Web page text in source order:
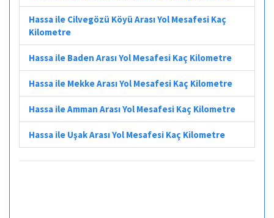
Hassa ile Cilvegözü Köyü Arası Yol Mesafesi Kaç
Kilometre
Hassa ile Baden Arası Yol Mesafesi Kaç Kilometre
Hassa ile Mekke Arası Yol Mesafesi Kaç Kilometre
Hassa ile Amman Arası Yol Mesafesi Kaç Kilometre
Hassa ile Uşak Arası Yol Mesafesi Kaç Kilometre